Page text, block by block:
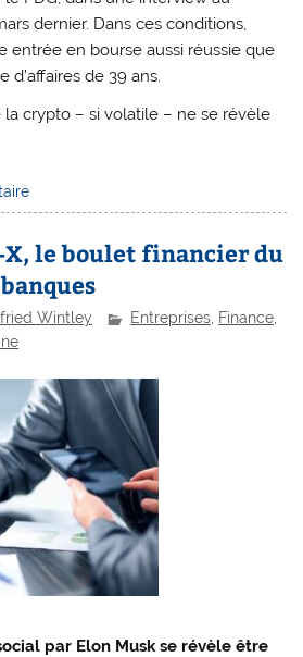
dernier. Dans ces conditions,
entrée en bourse aussi réussie que
d’affaires de 39 ans.
crypto – si volatile – ne se révèle
X, le boulet financier du
Wintley Entreprises, Finance,
par Elon Musk se révèle être